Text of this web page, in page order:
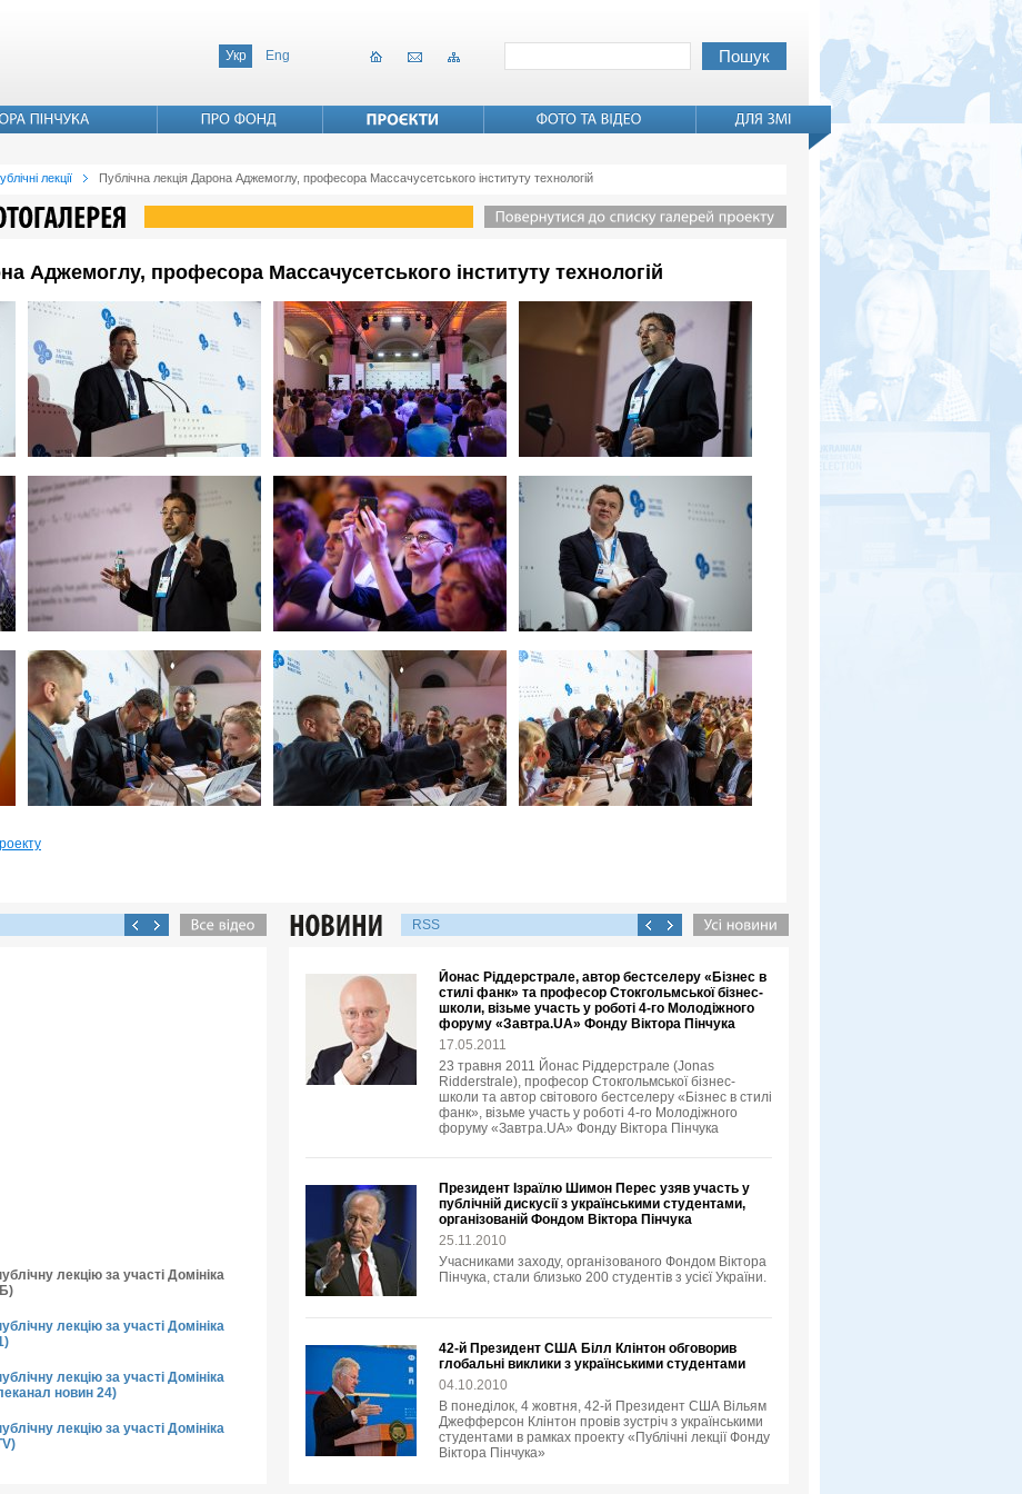
Укр Eng
лекції Публічна лекція Дарона Аджемоглу, професора Массачусетського інституту технологій
Аджемоглу, професора Массачусетського інституту технологій
лекцію за участі Домініка
лекцію за участі Домініка
лекцію за участі Домініка
новин 24)
лекцію за участі Домініка
RSS
Йонас Ріддерстрале, автор бестселеру «Бізнес в
стилі фанк» та професор Стокгольмської бізнес-
школи, візьме участь у роботі 4-го Молодіжного
форуму «Завтра.UA» Фонду Віктора Пінчука
17.05.2011
23 травня 2011 Йонас Ріддерстрале (Jonas
Ridderstrale), професор Стокгольмської бізнес-
школи та автор світового бестселеру «Бізнес в стилі
фанк», візьме участь у роботі 4-го Молодіжного
форуму «Завтра.UA» Фонду Віктора Пінчука
Президент Ізраїлю Шимон Перес узяв участь у
публічній дискусії з українськими студентами,
організованій Фондом Віктора Пінчука
25.11.2010
Учасниками заходу, організованого Фондом Віктора
Пінчука, стали близько 200 студентів з усієї України.
42-й Президент США Білл Клінтон обговорив
глобальні виклики з українськими студентами
04.10.2010
В понеділок, 4 жовтня, 42-й Президент США Вільям
Джефферсон Клінтон провів зустріч з українськими
студентами в рамках проекту «Публічні лекції Фонду
Віктора Пінчука»